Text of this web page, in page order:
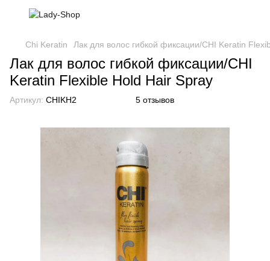
Chi Keratin Лак для волос гибкой фиксации/CHI Keratin
Лак для волос гибкой фиксации/CHI
Keratin Flexible Hold Hair Spray
Артикул: CHIKH2 5 отзывов